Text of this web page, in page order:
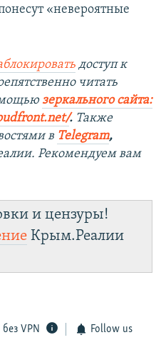
«невероятные
доступ к
читать
зеркального сайта:
. ​ Также
в Telegram,
Рекомендуем вам
и цензуры!
Крым.Реалии
VPN Follow us